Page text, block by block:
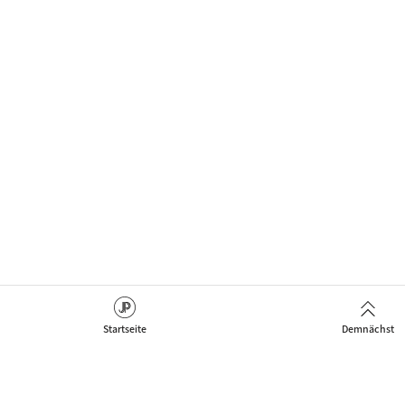
Startseite Demnächst